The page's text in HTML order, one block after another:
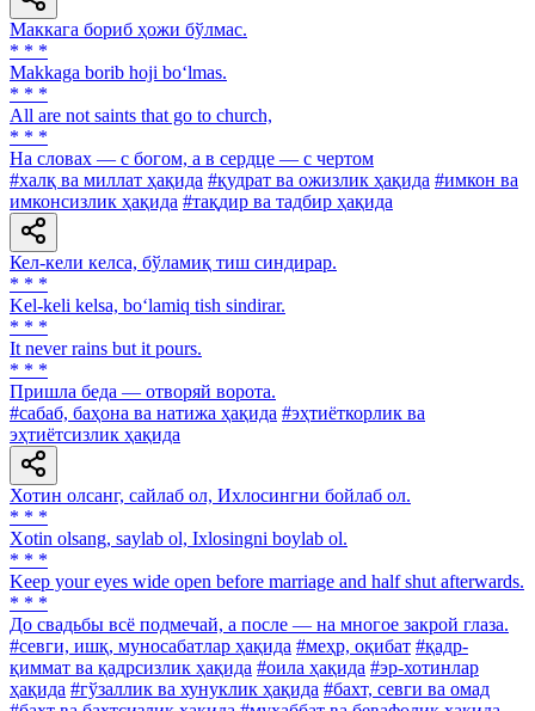
Маккага бориб ҳожи бўлмас.
* * *
Makkaga borib hoji bo‘lmas.
* * *
All are not saints that go to church,
* * *
На словах — с богом, а в сердце — с чертом
#халқ ва миллат ҳақида #қудрат ва ожизлик ҳақида #имкон ва
имконсизлик ҳақида #тақдир ва тадбир ҳақида
Кел-кели келса, бўламиқ тиш синдирар.
* * *
Kel-keli kelsa, bo‘lamiq tish sindirar.
* * *
It never rains but it pours.
* * *
Пришла беда — отворяй ворота.
#сабаб, баҳона ва натижа ҳақида #эҳтиёткорлик ва
эҳтиётсизлик ҳақида
Хотин олсанг, сайлаб ол, Ихлосингни бойлаб ол.
* * *
Xotin olsang, saylab ol, Ixlosingni boylab ol.
* * *
Keep your eyes wide open before marriage and half shut afterwards.
* * *
До свадьбы всё подмечай, а после — на многое закрой глаза.
#севги, ишқ, муносабатлар ҳақида #меҳр, оқибат #қадр-
қиммат ва қадрсизлик ҳақида #оила ҳақида #эр-хотинлар
ҳақида #гўзаллик ва хунуклик ҳақида #бахт, севги ва омад